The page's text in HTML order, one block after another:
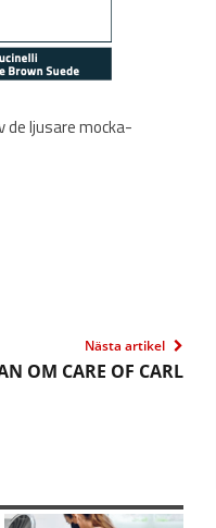
de ljusare mocka­
Nästa artikel
OM CARE OF CARL